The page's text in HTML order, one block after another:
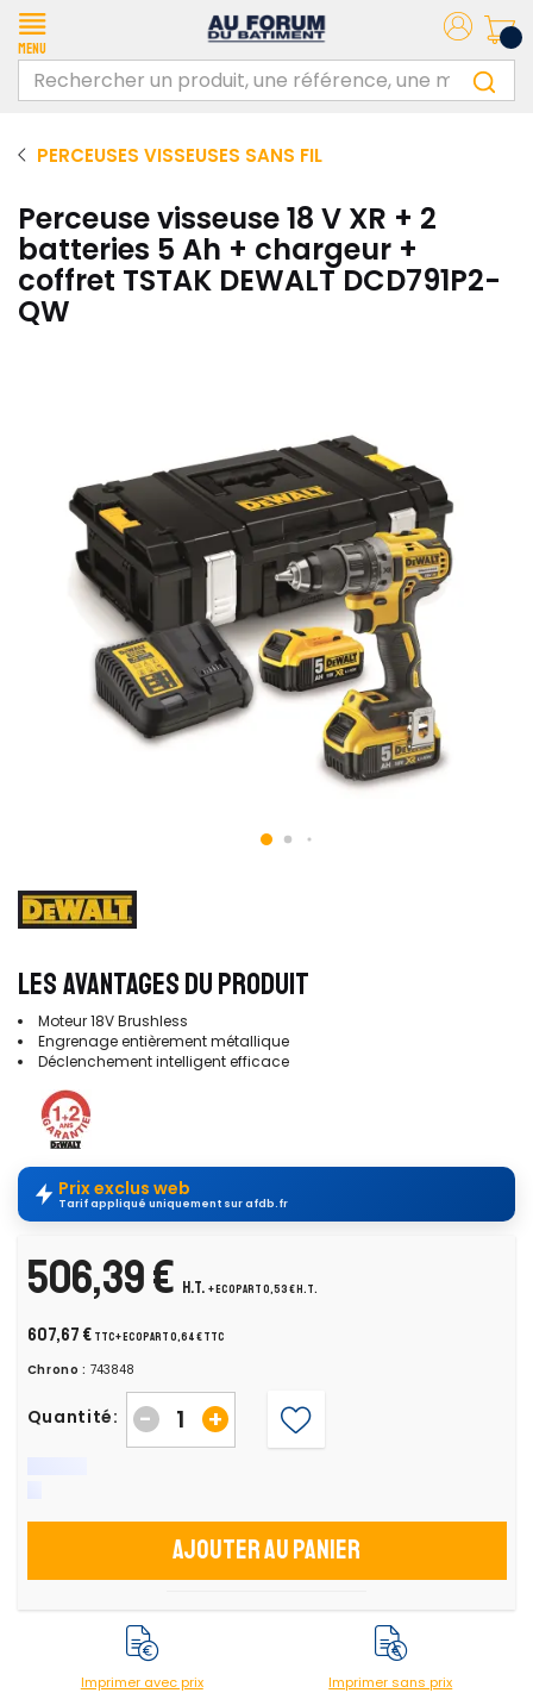
Menu
PERCEUSES VISSEUSES SANS FIL
Perceuse visseuse 18 V XR + 2
batteries 5 Ah + chargeur +
coffret TSTAK DEWALT DCD791P2-
QW
LES AVANTAGES DU PRODUIT
Moteur 18V Brushless
Engrenage entièrement métallique
Déclenchement intelligent efficace
Prix exclus web
Tarif appliqué uniquement sur afdb.fr
506,39 € H.T. + ecopart 0,53 € H.T.
607,67 € TTC+ ecopart 0,64 € TTC
Chrono : 743848
Quantité: +
-
Ajouter au panier
Imprimer avec prix Imprimer sans prix